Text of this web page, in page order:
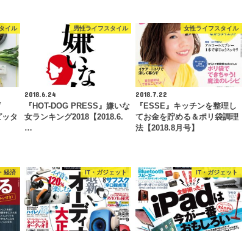
イル
タ
男性ライフスタイル
2018.6.24
『HOT-DOG PRESS』嫌いな
女ランキング2018【2018.6.
…
女性ライフスタイル
2018.7.22
『ESSE』キッチンを整理し
てお金を貯める＆ポリ袋調理
法【2018.8月号】
経済 IT・ガジェット IT・ガジェット